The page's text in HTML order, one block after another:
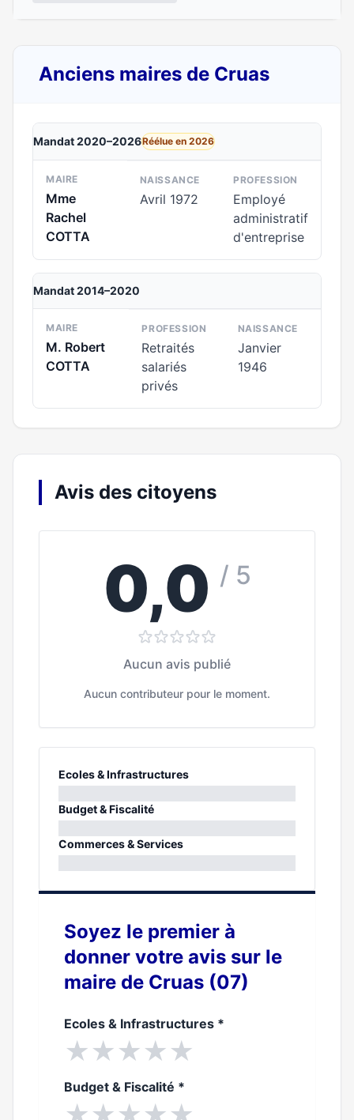
Anciens maires de Cruas
Mandat 2020–2026Réélue en 2026
MAIRE
Mme
Rachel
COTTA
NAISSANCE
Avril 1972
PROFESSION
Employé
administratif
d'entreprise
Mandat 2014–2020
MAIRE
M. Robert
COTTA
PROFESSION
Retraités
salariés
privés
NAISSANCE
Janvier
1946
Avis des citoyens
0,0 / 5
Aucun avis publié
Aucun contributeur pour le moment.
Ecoles & Infrastructures
0%
Budget & Fiscalité
0%
Commerces & Services
Soyez le premier à
donner votre avis sur le
maire de Cruas (07)
Ecoles & Infrastructures *
★★★★★
Budget & Fiscalité *